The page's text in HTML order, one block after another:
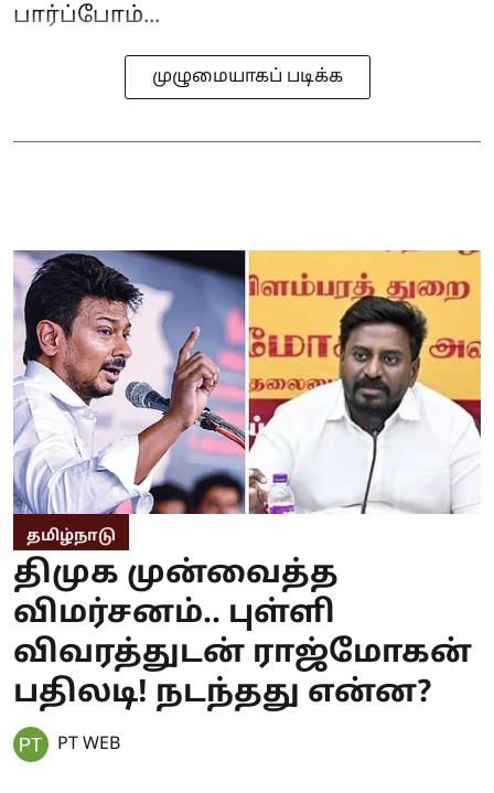
பார்ப்போம்...
முழுமையாகப் படிக்க
தமிழ்நாடு
திமுக முன்வைத்த
விமர்சனம்.. புள்ளி
விவரத்துடன் ராஜ்மோகன்
பதிலடி! நடந்தது என்ன?
PT WEB